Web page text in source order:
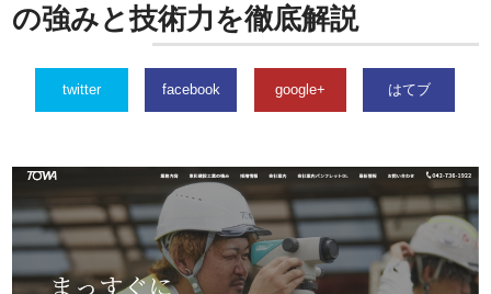
の強みと技術力を徹底解説
twitter facebook google+ はてブ